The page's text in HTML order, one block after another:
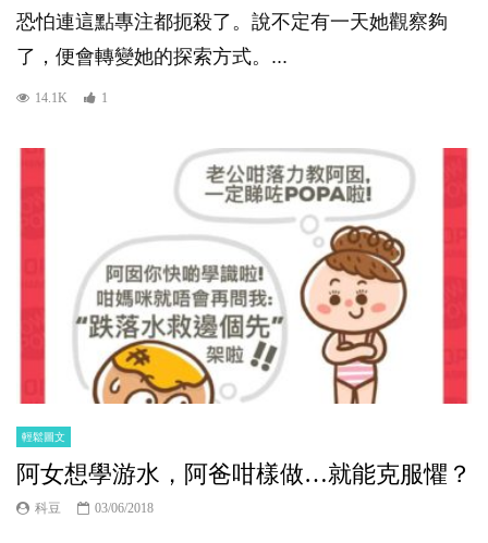
恐怕連這點專注都扼殺了。說不定有一天她觀察夠
了，便會轉變她的探索方式。...
14.1K 1
輕鬆圖文
阿女想學游水，阿爸咁樣做…就能克服懼？
科豆 03/06/2018